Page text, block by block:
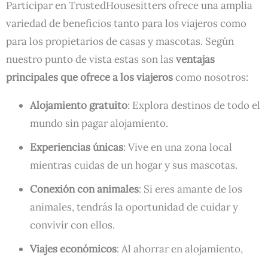
Participar en TrustedHousesitters ofrece una amplia
variedad de beneficios tanto para los viajeros como
para los propietarios de casas y mascotas. Según
nuestro punto de vista estas son las ventajas
principales que ofrece a los viajeroscomo nosotros:
Alojamiento gratuito: Explora destinos de todo el
mundo sin pagar alojamiento.
Experiencias únicas: Vive en una zona local
mientras cuidas de un hogar y sus mascotas.
Conexión con animales: Si eres amante de los
animales, tendrás la oportunidad de cuidar y
convivir con ellos.
Viajes económicos: Al ahorrar en alojamiento,